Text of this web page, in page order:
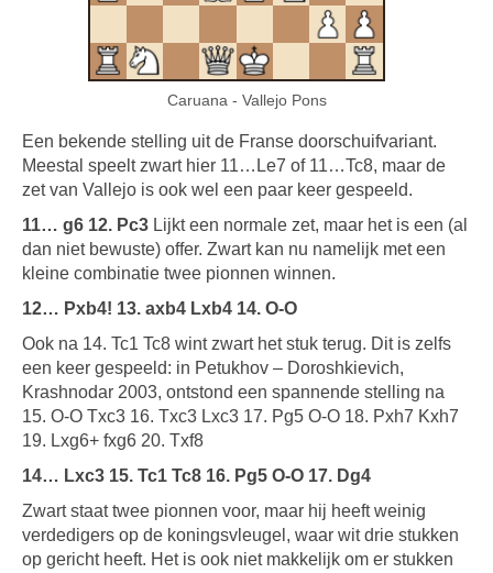
Caruana - Vallejo Pons
Een bekende stelling uit de Franse doorschuifvariant.
Meestal speelt zwart hier 11…Le7 of 11…Tc8, maar de
zet van Vallejo is ook wel een paar keer gespeeld.
11… g6 12. Pc3 Lijkt een normale zet, maar het is een (al
dan niet bewuste) offer. Zwart kan nu namelijk met een
kleine combinatie twee pionnen winnen.
12… Pxb4! 13. axb4 Lxb4 14. O-O
Ook na 14. Tc1 Tc8 wint zwart het stuk terug. Dit is zelfs
een keer gespeeld: in Petukhov – Doroshkievich,
Krashnodar 2003, ontstond een spannende stelling na
15. O-O Txc3 16. Txc3 Lxc3 17. Pg5 O-O 18. Pxh7 Kxh7
19. Lxg6+ fxg6 20. Txf8
14… Lxc3 15. Tc1 Tc8 16. Pg5 O-O 17. Dg4
Zwart staat twee pionnen voor, maar hij heeft weinig
verdedigers op de koningsvleugel, waar wit drie stukken
op gericht heeft. Het is ook niet makkelijk om er stukken